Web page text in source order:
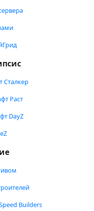
Сталкер
Раст
DayZ
Builders